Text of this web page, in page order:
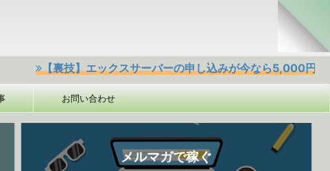
裏技】エックスサーバーの申し込みが今なら5,000円offクーポン
お問い合わせ
メルマガで稼ぐ